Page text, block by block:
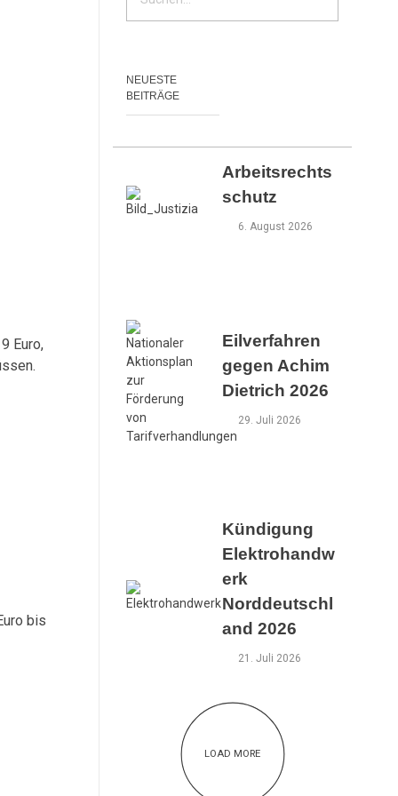
Euro,
bis
NEUESTE
BEITRÄGE
Arbeitsrechts
schutz
6. August 2026
Eilverfahren
gegen Achim
Dietrich 2026
29. Juli 2026
Kündigung
Elektrohandw
erk
Norddeutschl
and 2026
21. Juli 2026
LOAD MORE